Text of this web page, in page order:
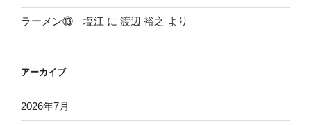
ラーメン⑬ 塩江 に 渡辺 裕之 より
アーカイブ
2026年7月